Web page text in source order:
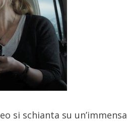
si schianta su un’immensa